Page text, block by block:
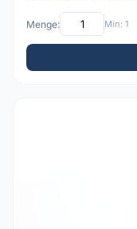
Menge: Min: 1